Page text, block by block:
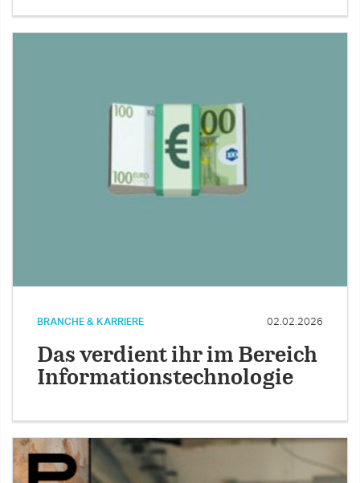
BRANCHE & KARRIERE 02.02.2026
Das verdient ihr im Bereich
Informationstechnologie